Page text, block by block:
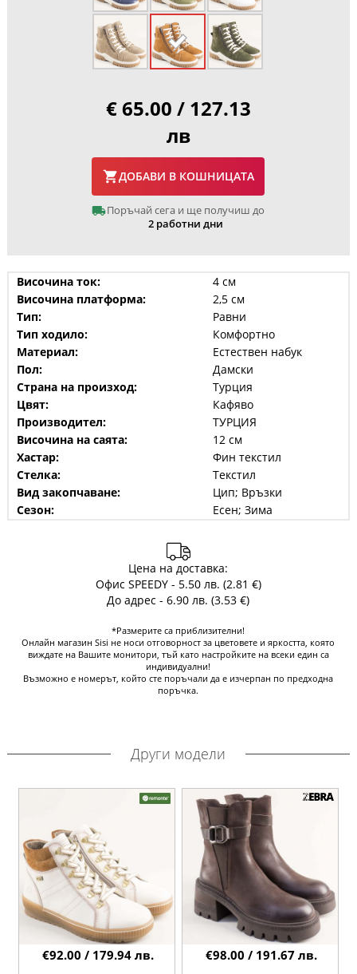
€ 65.00 / 127.13
лв
ДОБАВИ В КОШНИЦАТА
Поръчай сега и ще получиш до
2 работни дни
Височина ток:
4 см
Височина платформа:
2,5 см
Тип:
Равни
Тип ходило:
Комфортно
Материал:
Естествен набук
Пол:
Дамски
Страна на произход:
Турция
Цвят:
Кафяво
Производител:
ТУРЦИЯ
Височина на саята:
12 см
Хастар:
Фин текстил
Стелка:
Текстил
Вид закопчаване:
Цип; Връзки
Сезон:
Есен; Зима
Цена на доставка:
Офис SPEEDY - 5.50 лв. (2.81 €)
До адрес - 6.90 лв. (3.53 €)
*Размерите са приблизителни!
Онлайн магазин Sisi не носи отговорност за цветовете и яркостта, която
виждате на Вашите монитори, тъй като настройките на всеки един са
индивидуални!
Възможно е номерът, който сте поръчали да е изчерпан по предходна
поръчка.
Други модели
€92.00 / 179.94 лв. €98.00 / 191.67 лв.